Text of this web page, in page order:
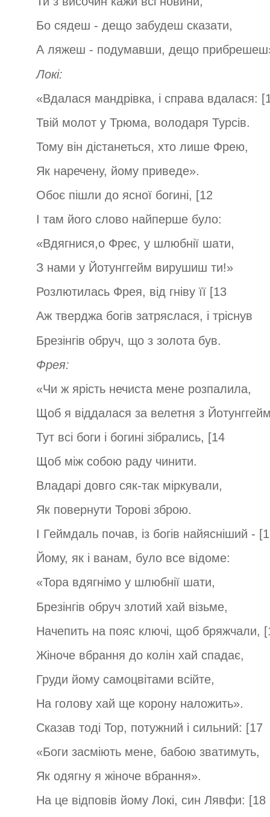
Бо сядеш - дещо забудеш сказати,
А ляжеш - подумавши, дещо
Локі:
«Вдалася мандрівка, і справа вдалася:
Твій молот у Трюма, володаря Турсів.
Тому він дістанеться, хто лише Фрею,
Як наречену, йому приведе».
Обоє пішли до ясної богині, [12
І там його слово найперше було:
«Вдягнися,о Фреє, у шлюбнії шати,
З нами у Йотунггейм вирушиш ти!»
Розлютилась Фрея, від гніву її [13
Аж тверджа богів затряслася, і тріснув
Брезінгів обруч, що з золота був.
Фрея:
«Чи ж ярість нечиста мене розпалила,
Щоб я віддалася за велетня з
Тут всі боги і богині зібрались, [14
Щоб між собою раду чинити.
Владарі довго сяк-так міркували,
Як повернути Торові зброю.
І Геймдаль почав, із богів найясніший -
Йому, як і ванам, було все відоме:
«Тора вдягнімо у шлюбнії шати,
Брезінгів обруч злотий хай візьме,
Начепить на пояс ключі, щоб бряжчали,
Жіноче вбрання до колін хай спадає,
Груди йому самоцвітами всійте,
На голову хай ще корону наложить».
Сказав тоді Тор, потужний і сильний: [17
«Боги засміють мене, бабою зватимуть,
Як одягну я жіноче вбрання».
На це відповів йому Локі, син Лявфи: [18